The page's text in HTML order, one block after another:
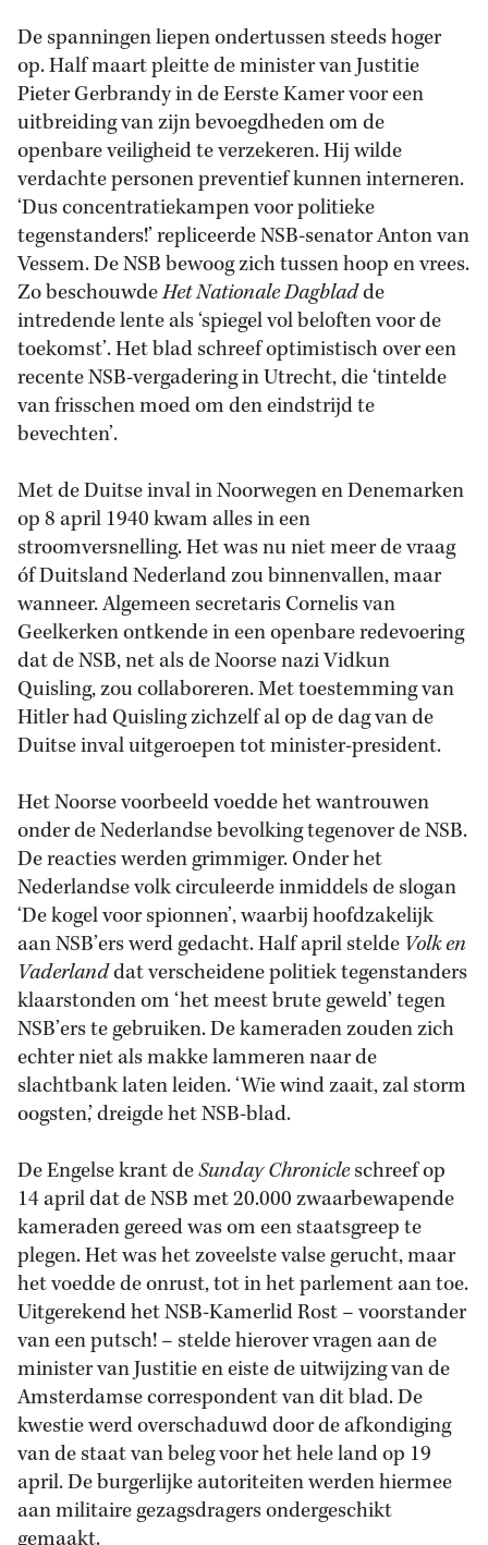
De spanningen liepen ondertussen steeds hoger
op. Half maart pleitte de minister van Justitie
Pieter Gerbrandy in de Eerste Kamer voor een
uitbreiding van zijn bevoegdheden om de
openbare veiligheid te verzekeren. Hij wilde
verdachte personen preventief kunnen interneren.
‘Dus concentratiekampen voor politieke
tegenstanders!’ repliceerde NSB-senator Anton van
Vessem. De NSB bewoog zich tussen hoop en vrees.
Zo beschouwdeHet Nationale Dagbladde
intredende lente als ‘spiegel vol beloften voor de
toekomst’. Het blad schreef optimistisch over een
recente NSB-vergadering in Utrecht, die ‘tintelde
van frisschen moed om den eindstrijd te
bevechten’.
Met de Duitse inval in Noorwegen en Denemarken
op 8 april 1940 kwam alles in een
stroomversnelling. Het was nu niet meer de vraag
óf Duitsland Nederland zou binnenvallen, maar
wanneer. Algemeen secretaris Cornelis van
Geelkerken ontkende in een openbare redevoering
dat de NSB, net als de Noorse nazi Vidkun
Quisling, zou collaboreren. Met toestemming van
Hitler had Quisling zichzelf al op de dag van de
Duitse inval uitgeroepen tot minister-president.
Het Noorse voorbeeld voedde het wantrouwen
onder de Nederlandse bevolking tegenover de NSB.
De reacties werden grimmiger. Onder het
Nederlandse volk circuleerde inmiddels de slogan
‘De kogel voor spionnen’, waarbij hoofdzakelijk
aan NSB’ers werd gedacht. Half april stelde Volk en
Vaderlanddat verscheidene politiek tegenstanders
klaarstonden om ‘het meest brute geweld’ tegen
NSB’ers te gebruiken. De kameraden zouden zich
echter niet als makke lammeren naar de
slachtbank laten leiden. ‘Wie wind zaait, zal storm
oogsten,’ dreigde het NSB-blad.
De Engelse krant deSunday Chronicleschreef op
14 april dat de NSB met 20.000 zwaarbewapende
kameraden gereed was om een staatsgreep te
plegen. Het was het zoveelste valse gerucht, maar
het voedde de onrust, tot in het parlement aan toe.
Uitgerekend het NSB-Kamerlid Rost – voorstander
van een putsch! – stelde hierover vragen aan de
minister van Justitie en eiste de uitwijzing van de
Amsterdamse correspondent van dit blad. De
kwestie werd overschaduwd door de afkondiging
van de staat van beleg voor het hele land op 19
april. De burgerlijke autoriteiten werden hiermee
aan militaire gezagsdragers ondergeschikt